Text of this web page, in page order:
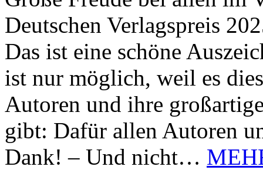
Deutschen Verlagspreis
Das ist eine schöne
ist nur möglich, weil es
Autoren und ihre
gibt: Dafür allen Autoren
Dank! – Und nicht…